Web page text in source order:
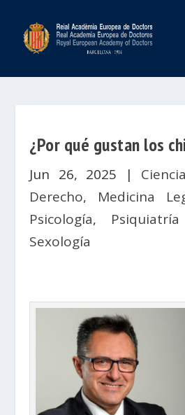
¿Por qué gustan los
Jun 26, 2025 |
Derecho, Medicina
Psicología,
Sexología